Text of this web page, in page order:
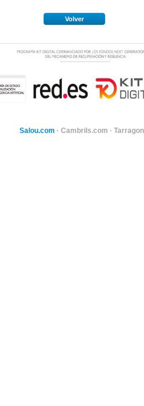
Volver
Salou.com · Cambrils.com ·